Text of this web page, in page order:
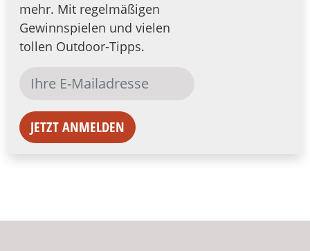
mehr. Mit regelmäßigen
Gewinnspielen und vielen
tollen Outdoor-Tipps.
JETZT ANMELDEN